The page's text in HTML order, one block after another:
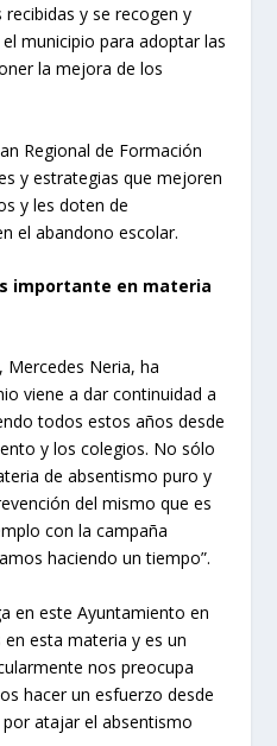
y se recogen y
municipio para adoptar las
la mejora de los
Regional de Formación
y estrategias que mejoren
y les doten de
el abandono escolar.
importante en materia
Mercedes Neria, ha
viene a dar continuidad a
todos estos años desde
y los colegios. No sólo
de absentismo puro y
del mismo que es
con la campaña
haciendo un tiempo”.
en este Ayuntamiento en
esta materia y es un
nos preocupa
hacer un esfuerzo desde
atajar el absentismo